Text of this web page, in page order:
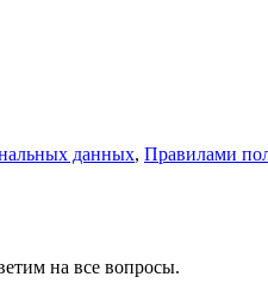
данных, Правилами
на все вопросы.